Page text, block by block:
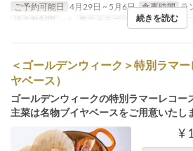
ご予約可能日 4月29日 ~ 5月6日 食事時間 ラ
注文数制限
~ 6 席のカテゴリ 2F レストラン
続きを読む
＜ゴールデンウィーク＞特別ラマ
ヤベース）
ゴールデンウィークの特別ラマーレコー
主菜は名物ブイヤベースをご用意いたし
¥